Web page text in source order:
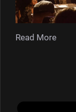
Read More